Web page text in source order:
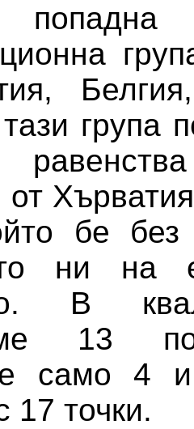
група
бе без
ни на
В
13
само 4 и
17 точки.